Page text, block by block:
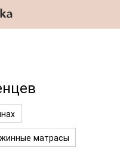
матрасы